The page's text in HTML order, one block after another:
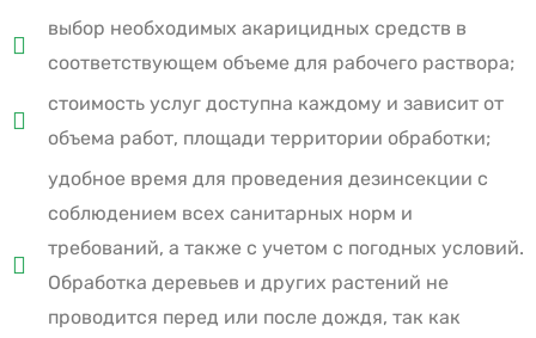
выбор необходимых акарицидных средств в
соответствующем объеме для рабочего раствора;
стоимость услуг доступна каждому и зависит от
объема работ, площади территории обработки;
удобное время для проведения дезинсекции с
соблюдением всех санитарных норм и
требований, а также с учетом с погодных условий.
Обработка деревьев и других растений не
проводится перед или после дождя, так как